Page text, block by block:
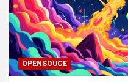
OPENSOUCE